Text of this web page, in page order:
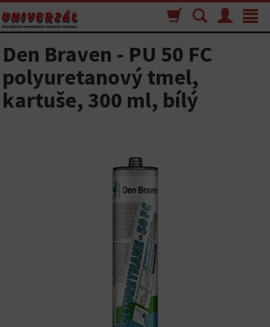
Toggle
Menu
Vyhľadávanie
Nákupný
košík
Den Braven - PU 50 FC
polyuretanový tmel,
kartuše, 300 ml, bílý